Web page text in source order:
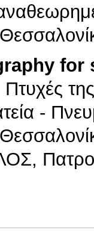
for
της
-